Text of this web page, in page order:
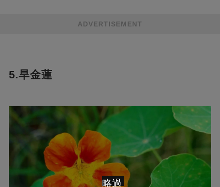
ADVERTISEMENT
5.旱金蓮
略過